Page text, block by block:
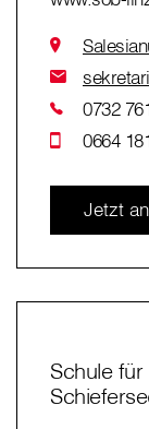
0732
0664
Jetzt
Schule für